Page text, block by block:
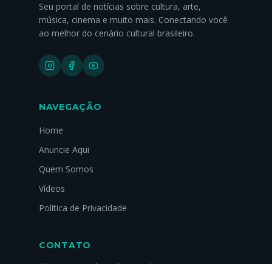
Seu portal de notícias sobre cultura, arte,
música, cinema e muito mais. Conectando você
ao melhor do cenário cultural brasileiro.
NAVEGAÇÃO
Home
Anuncie Aqui
Quem Somos
Vídeos
Política de Privacidade
CONTATO